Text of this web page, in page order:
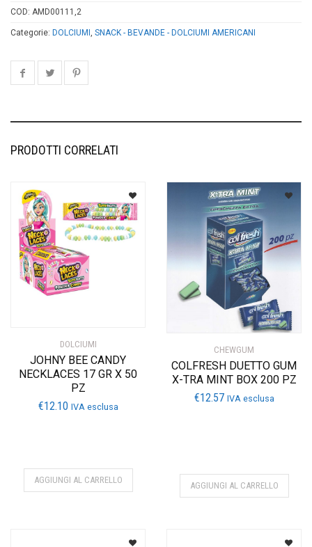
COD: AMD00111,2
Categorie: DOLCIUMI SNACK - BEVANDE - DOLCIUMI AMERICANI
PRODOTTI CORRELATI
DOLCIUMI
JOHNY BEE CANDY
NECKLACES 17 GR X 50
PZ
€12.10 IVA esclusa
AGGIUNGI AL CARRELLO
CHEWGUM
COLFRESH DUETTO GUM
X-TRA MINT BOX 200 PZ
€12.57 IVA esclusa
AGGIUNGI AL CARRELLO